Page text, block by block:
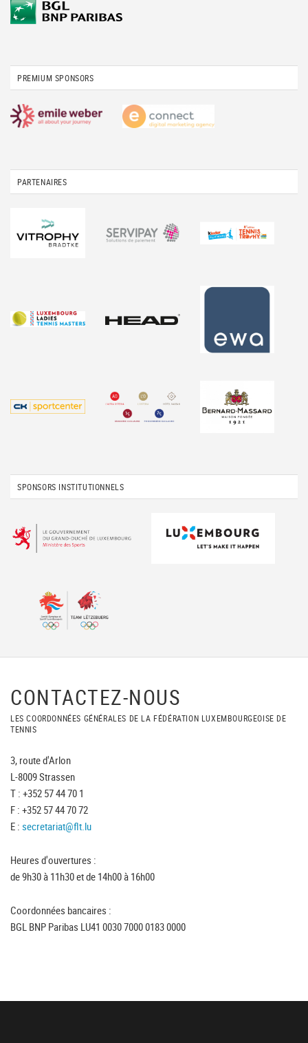
PREMIUM SPONSORS
PARTENAIRES
SPONSORS INSTITUTIONNELS
CONTACTEZ-NOUS
LES COORDONNÉES GÉNÉRALES DE LA FÉDÉRATION LUXEMBOURGEOISE DE
TENNIS
3, route d'Arlon
L-8009 Strassen
T : +352 57 44 70 1
F : +352 57 44 70 72
E : secretariat@flt.lu
Heures d'ouvertures :
de 9h30 à 11h30 et de 14h00 à 16h00
Coordonnées bancaires :
BGL BNP Paribas LU41 0030 7000 0183 0000